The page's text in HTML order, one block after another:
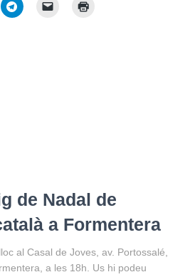
de Nadal de
a Formentera
al Casal de Joves, av. Portossalé,
a les 18h. Us hi podeu